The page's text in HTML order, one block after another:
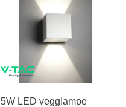
5W LED vegglampe